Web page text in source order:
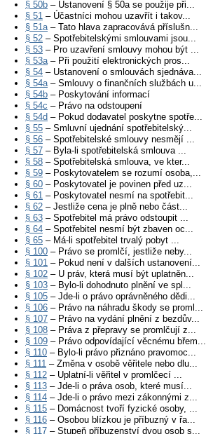
§ 50b – Ustanovení § 50a se použije při...
§ 51 – Účastníci mohou uzavřít i takov...
§ 51a– Tato hlava zapracovává příslušn...
§ 52 – Spotřebitelskými smlouvami jsou...
§ 53 – Pro uzavření smlouvy mohou být ...
§ 53a– Při použití elektronických pros...
§ 54 – Ustanovení o smlouvách sjednáva...
§ 54a– Smlouvy o finančních službách u...
§ 54b – Poskytování informací
§ 54c – Právo na odstoupení
§ 54d – Pokud dodavatel poskytne spotře...
§ 55 – Smluvní ujednání spotřebitelský...
§ 56 – Spotřebitelské smlouvy nesmějí ...
§ 57 – Byla-li spotřebitelská smlouva ...
§ 58 – Spotřebitelská smlouva, ve kter...
§ 59 – Poskytovatelem se rozumí osoba,...
§ 60 – Poskytovatel je povinen před uz...
§ 61 – Poskytovatel nesmí na spotřebit...
§ 62 – Jestliže cena je plně nebo část...
§ 63 – Spotřebitel má právo odstoupit ...
§ 64 – Spotřebitel nesmí být zbaven oc...
§ 65 – Má-li spotřebitel trvalý pobyt ...
§ 100 – Právo se promlčí, jestliže neby...
§ 101 – Pokud není v dalších ustanovení...
§ 102 – U práv, která musí být uplatněn...
§ 103 – Bylo-li dohodnuto plnění ve spl...
§ 105 – Jde-li o právo oprávněného dědi...
§ 106 – Právo na náhradu škody se proml...
§ 107 – Právo na vydání plnění z bezdův...
§ 108 – Práva z přepravy se promlčují z...
§ 109 – Právo odpovídající věcnému břem...
§ 110 – Bylo-li právo přiznáno pravomoc...
§ 111 – Změna v osobě věřitele nebo dlu...
§ 112 – Uplatní-li věřitel v promlčecí ...
§ 113 – Jde-li o práva osob, které musí...
§ 114 – Jde-li o právo mezi zákonnými z...
§ 115 – Domácnost tvoří fyzické osoby, ...
§ 116 – Osobou blízkou je příbuzný v řa...
§ 117 – Stupeň příbuzenství dvou osob s...